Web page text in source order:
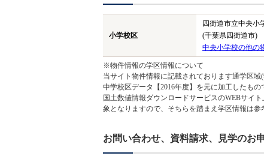
小学校区
四街道市立中央小
(千葉県四街道市)
中央小学校の他の
※物件情報の学区情報について
当サイト物件情報に記載されております通学区
中学校区データ【2016年度】を元に加工したも
国土数値情報ダウンロードサービスのWEBサイ
象となりますので、そちらを踏まえ学区情報は参
お問い合わせ、資料請求、見学のお